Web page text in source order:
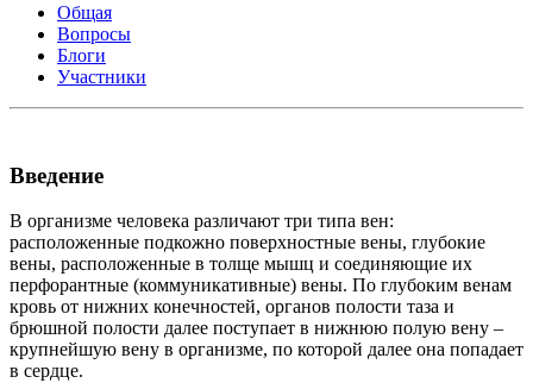
Общая
Вопросы
Блоги
Участники
Введение
В организме человека различают три типа вен:
расположенные подкожно поверхностные вены, глубокие
вены, расположенные в толще мышц и соединяющие их
перфорантные (коммуникативные) вены. По глубоким венам
кровь от нижних конечностей, органов полости таза и
брюшной полости далее поступает в нижнюю полую вену –
крупнейшую вену в организме, по которой далее она попадает
в сердце.